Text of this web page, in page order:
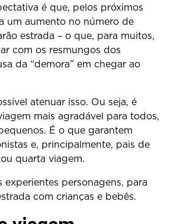
é que, pelos próximos
um aumento no número de
estrada – o que, para muitos,
com os resmungos dos
da “demora” em chegar ao
atenuar isso. Ou seja, é
mais agradável para todos,
É o que garantem
e, principalmente, pais de
quarta viagem.
experientes personagens, para
com crianças e bebês.